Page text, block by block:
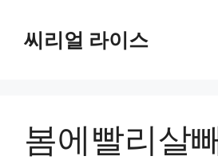
씨리얼 라이스
봄에빨리살